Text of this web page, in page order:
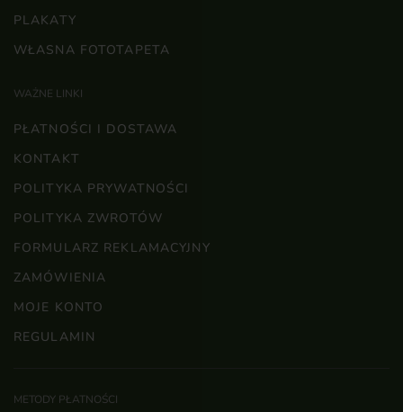
PLAKATY
WŁASNA FOTOTAPETA
WAŻNE LINKI
PŁATNOŚCI I DOSTAWA
KONTAKT
POLITYKA PRYWATNOŚCI
POLITYKA ZWROTÓW
FORMULARZ REKLAMACYJNY
ZAMÓWIENIA
MOJE KONTO
REGULAMIN
METODY PŁATNOŚCI